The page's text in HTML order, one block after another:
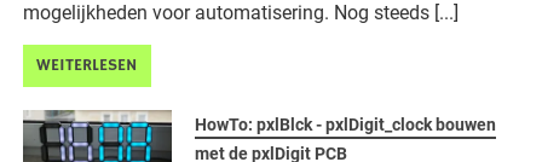
mogelijkheden voor automatisering. Nog steeds [...]
WEITERLESEN
HowTo: pxlBlck - pxlDigit_clock bouwen
met de pxlDigit PCB